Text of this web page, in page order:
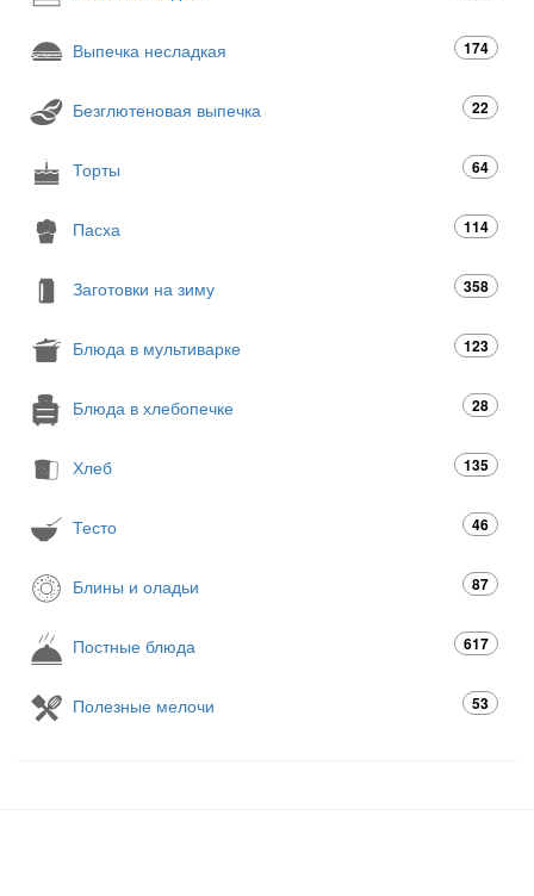
Выпечка несладкая 174
Безглютеновая выпечка 22
Торты 64
Пасха 114
Заготовки на зиму 358
Блюда в мультиварке 123
Блюда в хлебопечке 28
Хлеб 135
Тесто 46
Блины и оладьи 87
Постные блюда 617
Полезные мелочи 53